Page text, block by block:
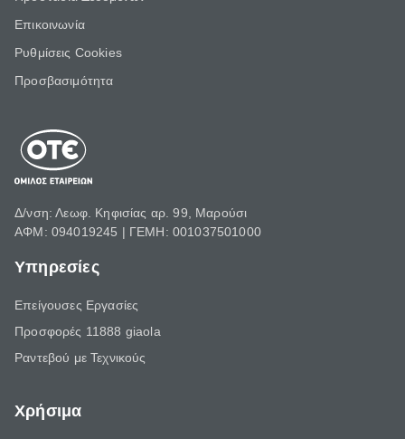
Επικοινωνία
Ρυθμίσεις Cookies
Προσβασιμότητα
Δ/νση: Λεωφ. Κηφισίας αρ. 99, Μαρούσι
ΑΦΜ: 094019245 | ΓΕΜΗ: 001037501000
Υπηρεσίες
Επείγουσες Εργασίες
Προσφορές 11888 giaola
Ραντεβού με Τεχνικούς
Χρήσιμα